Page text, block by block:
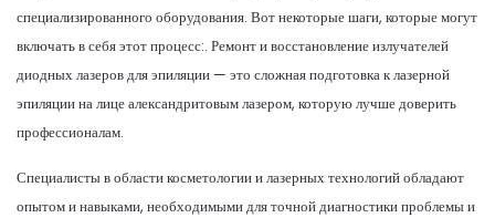
специализированного оборудования. Вот некоторые шаги, которые могут
включать в себя этот процесс:. Ремонт и восстановление излучателей
диодных лазеров для эпиляции — это сложная подготовка к лазерной
эпиляции на лице александритовым лазером, которую лучше доверить
профессионалам.
Специалисты в области косметологии и лазерных технологий обладают
опытом и навыками, необходимыми для точной диагностики проблемы и